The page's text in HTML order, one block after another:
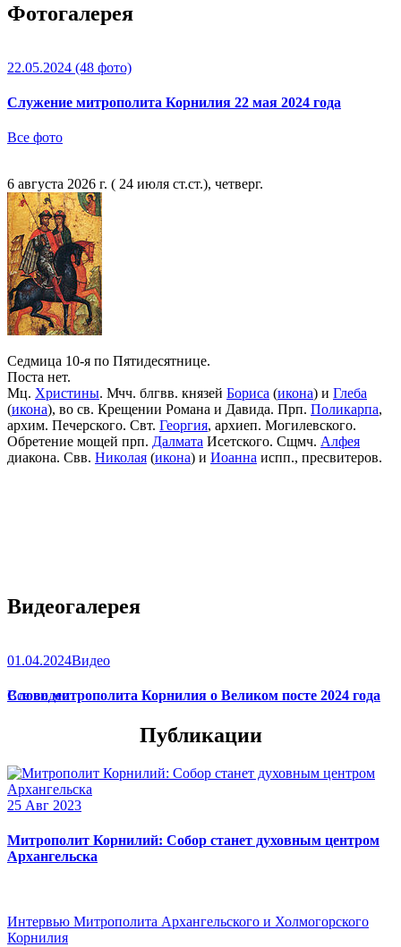
Фотогалерея
22.05.2024 (48 фото)
Служение митрополита Корнилия 22 мая 2024 года
Все фото
6 августа 2026 г. ( 24 июля ст.ст.), четверг.
Седмица 10-я по Пятидесятнице.
Поста нет.
Мц. Христины. Мчч. блгвв. князей Бориса (икона) и Глеба
(икона), во св. Крещении Романа и Давида. Прп. Поликарпа,
архим. Печерского. Свт. Георгия, архиеп. Могилевского.
Обретение мощей прп. Далмата Исетского. Сщмч. Алфея
диакона. Свв. Николая (икона) и Иоанна испп., пресвитеров.
Видеогалерея
01.04.2024Видео
Слово митрополита Корнилия о Великом посте 2024 года
Все видео
Публикации
25 Авг 2023
Митрополит Корнилий: Собор станет духовным центром
Архангельска
Интервью Митрополита Архангельского и Холмогорского
Корнилия